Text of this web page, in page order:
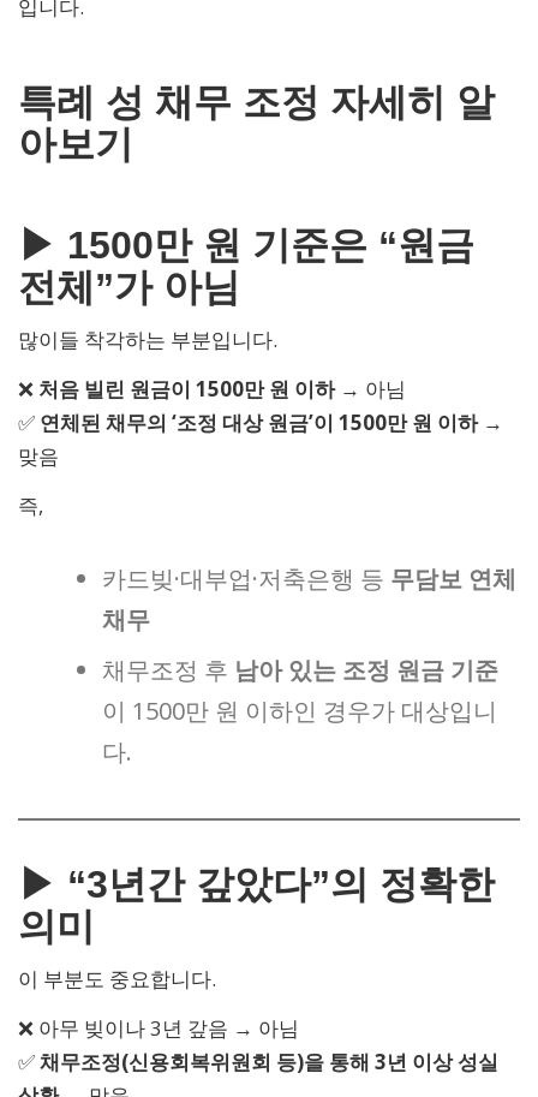
입니다.
특례 성 채무 조정 자세히 알
아보기
▶ 1500만 원 기준은 “원금
전체”가 아님
많이들 착각하는 부분입니다.
❌ 처음 빌린 원금이 1500만 원 이하→ 아님
✅ 연체된 채무의 ‘조정 대상 원금’이 1500만 원 이하→
맞음
즉,
카드빚·대부업·저축은행 등 무담보 연체
채무
채무조정 후 남아 있는 조정 원금 기준
이 1500만 원 이하인 경우가 대상입니
다.
▶ “3년간 갚았다”의 정확한
의미
이 부분도 중요합니다.
❌ 아무 빚이나 3년 갚음 → 아님
✅채무조정(신용회복위원회 등)을 통해 3년 이상 성실